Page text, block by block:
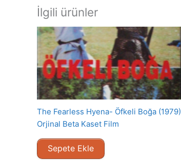
İlgili ürünler
The Fearless Hyena- Öfkeli Boğa (1979)
Orjinal Beta Kaset Film
Sepete Ekle